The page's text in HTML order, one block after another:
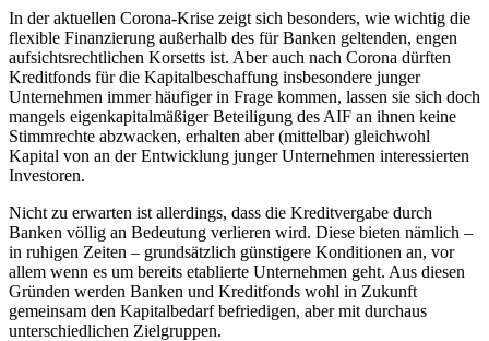
In der aktuellen Corona-Krise zeigt sich besonders, wie wichtig die
flexible Finanzierung außerhalb des für Banken geltenden, engen
aufsichtsrechtlichen Korsetts ist. Aber auch nach Corona dürften
Kreditfonds für die Kapitalbeschaffung insbesondere junger
Unternehmen immer häufiger in Frage kommen, lassen sie sich doch
mangels eigenkapitalmäßiger Beteiligung des AIF an ihnen keine
Stimmrechte abzwacken, erhalten aber (mittelbar) gleichwohl
Kapital von an der Entwicklung junger Unternehmen interessierten
Investoren.
Nicht zu erwarten ist allerdings, dass die Kreditvergabe durch
Banken völlig an Bedeutung verlieren wird. Diese bieten nämlich –
in ruhigen Zeiten – grundsätzlich günstigere Konditionen an, vor
allem wenn es um bereits etablierte Unternehmen geht. Aus diesen
Gründen werden Banken und Kreditfonds wohl in Zukunft
gemeinsam den Kapitalbedarf befriedigen, aber mit durchaus
unterschiedlichen Zielgruppen.